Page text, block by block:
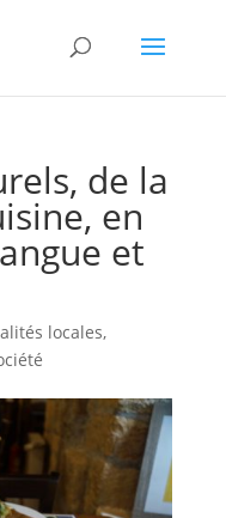
de la
en
et
locales,